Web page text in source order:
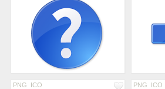
PNG ICO PNG ICO